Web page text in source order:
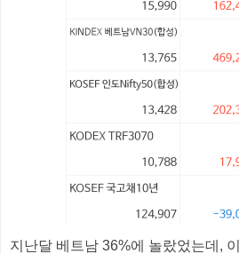
지난달 베트남 36%에 놀랐었는데,